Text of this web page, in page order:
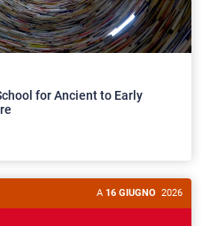
for Ancient to Early
A 16 GIUGNO 2026